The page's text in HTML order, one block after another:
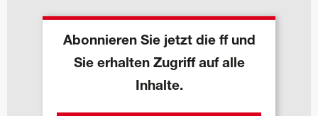
Abonnieren Sie jetzt die ff und
Sie erhalten Zugriff auf alle
Inhalte.